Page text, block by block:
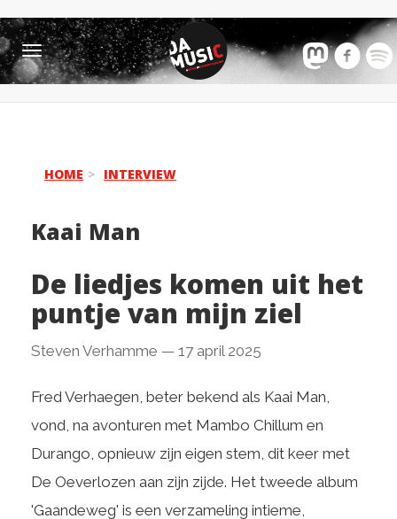
Toggle
navigation
HOME INTERVIEW
Kaai Man
De liedjes komen uit het
puntje van mijn ziel
Steven Verhamme — 17 april 2025
Fred Verhaegen, beter bekend als Kaai Man,
vond, na avonturen met Mambo Chillum en
Durango, opnieuw zijn eigen stem, dit keer met
De Oeverlozen aan zijn zijde. Het tweede album
'Gaandeweg' is een verzameling intieme,